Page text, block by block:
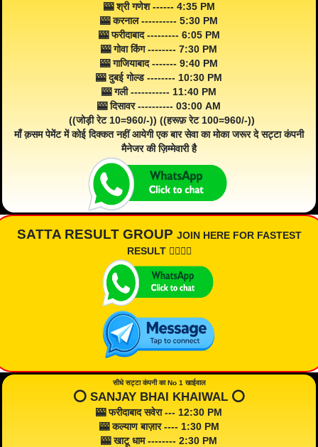
🎰 श्री गणेश ------ 4:35 PM
🎰 करनाल ---------- 5:30 PM
🎰 फरीदाबाद --------- 6:05 PM
🎰 गोवा किंग -------- 7:30 PM
🎰 गाजियाबाद ------- 9:40 PM
🎰 दुबई गोल्ड -------- 10:30 PM
🎰 गली ----------- 11:40 PM
🎰 दिसावर ---------- 03:00 AM
((जोड़ी रेट 10=960/-)) ((हरूफ़ रेट 100=960/-))
माँ क़सम पेमेंट में कोई दिक्कत नहीं आयेगी एक बार सेवा का मोका जरूर दे सट्टा कंपनी
मैनेजर की ज़िम्मेवारी है
SATTA RESULT GROUP JOIN HERE FOR FASTEST
RESULT 👇🏾👇🏾
सीधे सट्टा कंपनी का No 1 खाईवाल
⭕️ SANJAY BHAI KHAIWAL ⭕️
🎰 फरीदाबाद सवेरा --- 12:30 PM
🎰 कल्याण बाज़ार ---- 1:30 PM
🎰 खाटू धाम -------- 2:30 PM